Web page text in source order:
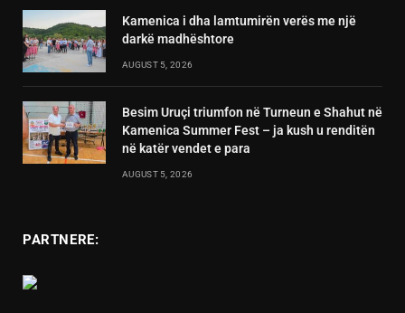
Kamenica i dha lamtumirën verës me një
darkë madhështore
AUGUST 5, 2026
Besim Uruçi triumfon në Turneun e Shahut në
Kamenica Summer Fest – ja kush u renditën
në katër vendet e para
AUGUST 5, 2026
PARTNERE: